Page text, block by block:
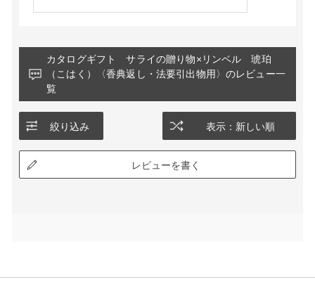
カタログギフト サライの贈り物×リンベル 琥珀
（こはく）〈香典返し・法要引出物用〉のレビュー一
覧
絞り込み 表示：新しい順
レビューを書く